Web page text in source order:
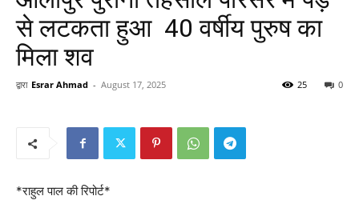
से लटकता हुआ 40 वर्षीय पुरुष का
मिला शव
द्वारा Esrar Ahmad - August 17, 2025 0
25
*राहुल पाल की रिपोर्ट*